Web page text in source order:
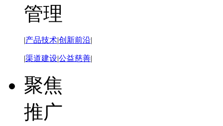
管理
|产品技术|创新前沿|
|渠道建设|公益慈善|
聚焦
推广